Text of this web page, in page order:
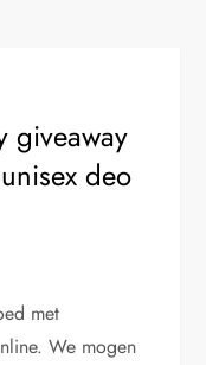
giveaway
deo
met
We mogen